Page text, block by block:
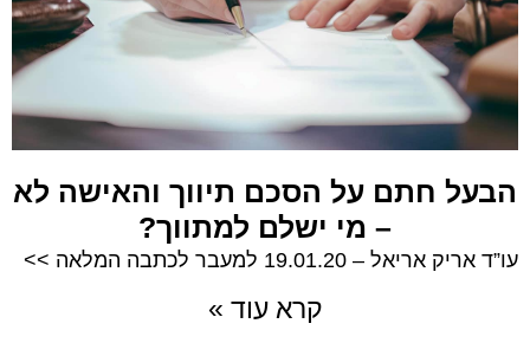
הבעל חתם על הסכם תיווך והאישה לא
– מי ישלם למתווך?
עו”ד אריק אריאל – 19.01.20 למעבר לכתבה המלאה >>
קרא עוד »